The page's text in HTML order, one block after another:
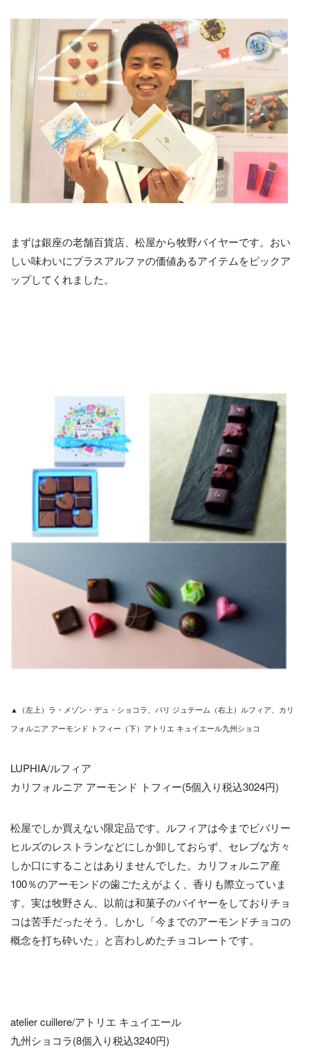
まずは銀座の老舗百貨店、松屋から牧野バイヤーです。おい
しい味わいにプラスアルファの価値あるアイテムをピックア
ップしてくれました。
▲（左上）ラ・メゾン・デュ・ショコラ、パリ ジュテーム（右上）ルフィア、カリ
フォルニア アーモンド トフィー （下）アトリエ キュイエール九州ショコ
LUPHIA/ルフィア
カリフォルニア アーモンド トフィー(5個入り税込3024円)
松屋でしか買えない限定品です。ルフィアは今までビバリー
ヒルズのレストランなどにしか卸しておらず、セレブな方々
しか口にすることはありませんでした。カリフォルニア産
100％のアーモンドの歯ごたえがよく、香りも際立っていま
す。実は牧野さん、以前は和菓子のバイヤーをしておりチョ
コは苦手だったそう。しかし「今までのアーモンドチョコの
概念を打ち砕いた」と言わしめたチョコレートです。
atelier cuillere/アトリエ キュイエール
九州ショコラ(8個入り税込3240円)